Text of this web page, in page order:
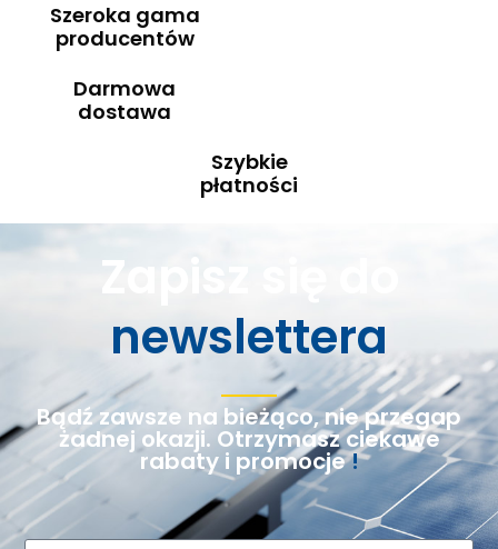
Szeroka gama
producentów
Darmowa
dostawa
Szybkie
płatności
Zapisz się do
newslettera
Bądź zawsze na bieżąco, nie przegap
żadnej okazji. Otrzymasz ciekawe
rabaty i promocje!